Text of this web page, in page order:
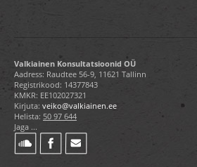
Valkiainen Konsultatsioonid OÜ
Aadress: Raudtee 56-9, 11621 Tallinn
Registrikood: 14377843
KMKR: EE102027321
Kirjuta: veiko@valkiainen.ee
Helista: 50 97 644
Jaga ...